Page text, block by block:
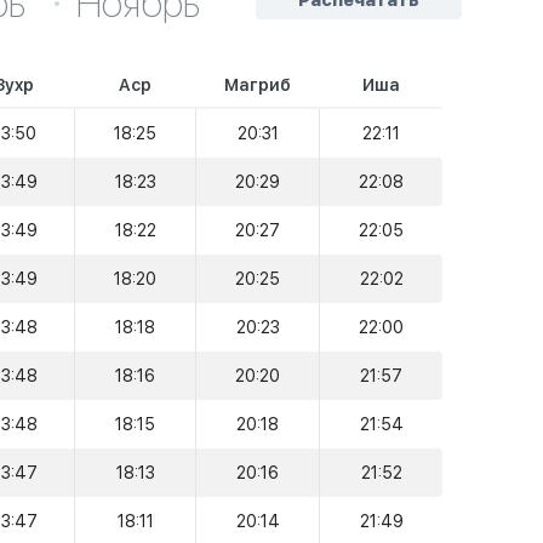
Аср Магриб Иша
18:25 20:31 22:11
18:23 20:29 22:08
18:22 20:27 22:05
18:20 20:25 22:02
18:18 20:23 22:00
18:16 20:20 21:57
18:15 20:18 21:54
18:13 20:16 21:52
18:11 20:14 21:49